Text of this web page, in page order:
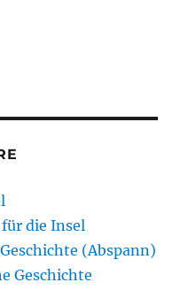
für die Insel
(Abspann)
Geschichte